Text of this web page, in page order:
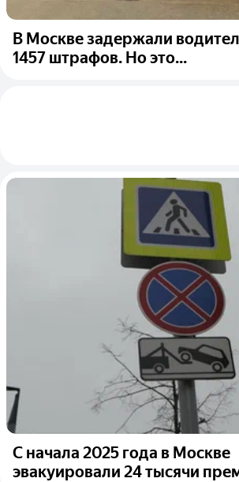
В Москве задержали
1457 штрафов. Но это...
С начала 2025 года в Москве
эвакуировали 24 тысячи